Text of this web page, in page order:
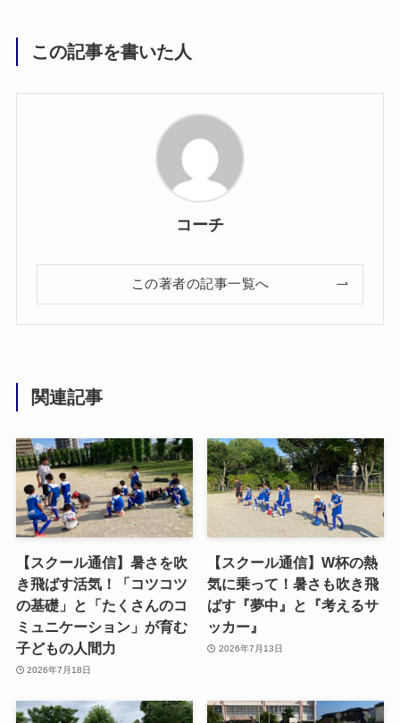
この記事を書いた人
コーチ
この著者の記事一覧へ
関連記事
【スクール通信】暑さを吹
き飛ばす活気！「コツコツ
の基礎」と「たくさんのコ
ミュニケーション」が育む
子どもの人間力
2026年7月18日
【スクール通信】W杯の熱
気に乗って！暑さも吹き飛
ばす『夢中』と『考えるサ
ッカー』
2026年7月13日